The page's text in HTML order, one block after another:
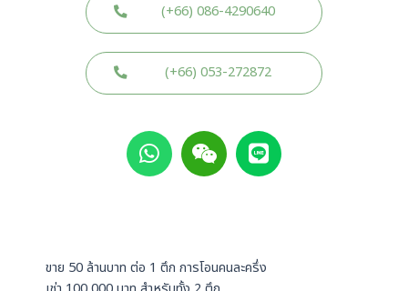
(+66) 086-4290640
(+66) 053-272872
W
h
a
p
p
W
e
i
L
i
n
ขาย 50 ล้านบาท ต่อ 1 ตึก การโอนคนละครึ่ง